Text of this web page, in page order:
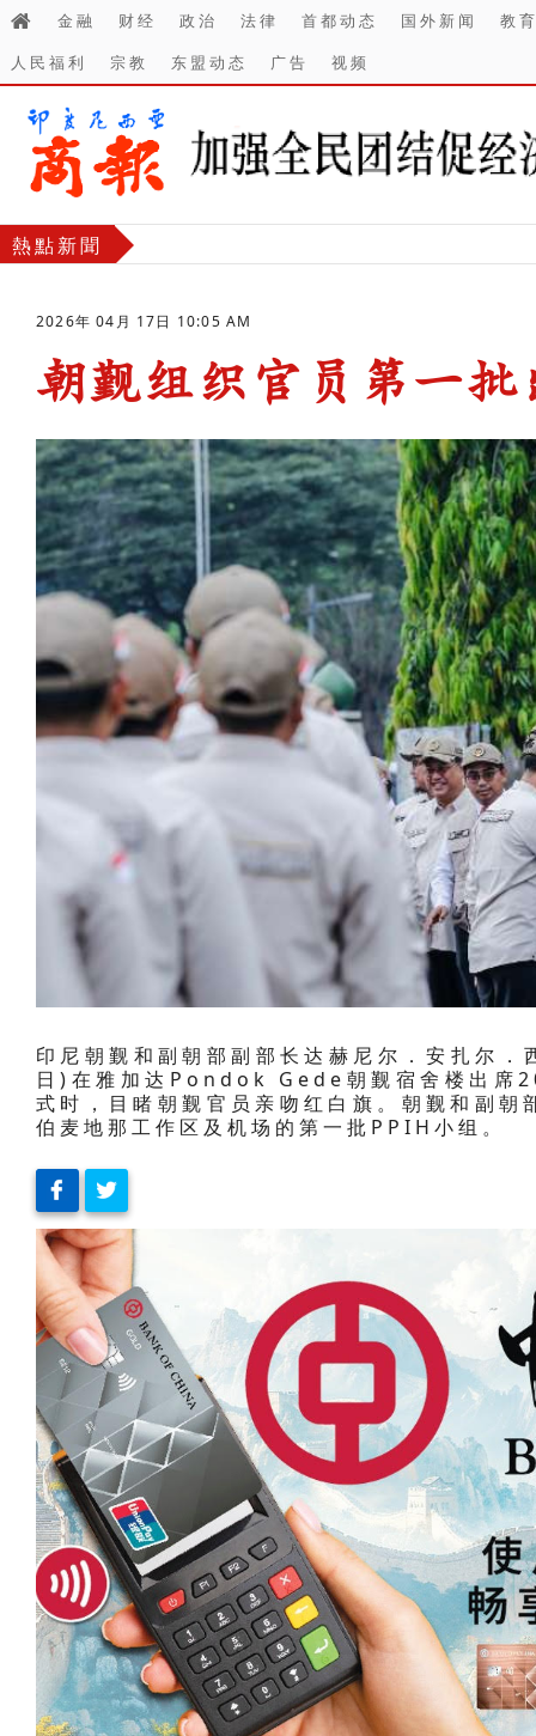
金融 财经 政治 法律 首都动态 国外新闻
教
人民福利
宗教 东盟动态 广告 视频
熱點新聞
2026年 04月 17日 10:05 AM
朝觐组织官员第一
印尼朝觐和副朝部副部长达赫尼尔．安扎尔
日)在雅加达Pondok Gede朝觐宿舍楼出席
式时，目睹朝觐官员亲吻红白旗。朝觐和副
伯麦地那工作区及机场的第一批PPIH小组。